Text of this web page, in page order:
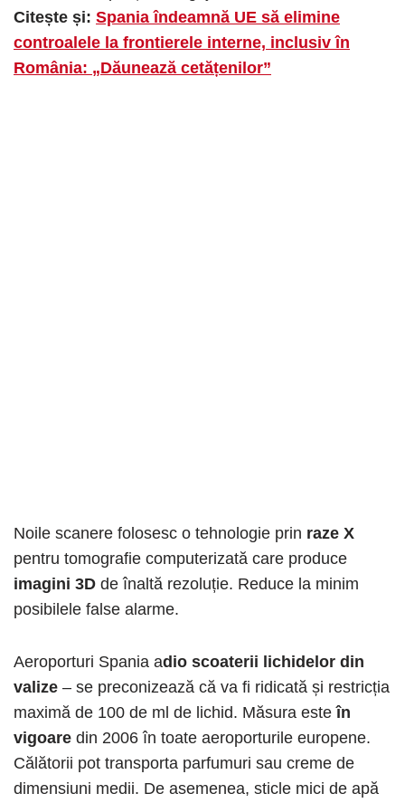
Citește și: Spania îndeamnă UE să elimine
controalele la frontierele interne, inclusiv în
România: „Dăunează cetățenilor”
Noile scanere folosesc o tehnologie prin raze X
pentru tomografie computerizată care produce
imagini 3D de înaltă rezoluție. Reduce la minim
posibilele false alarme.
Aeroporturi Spania adio scoaterii lichidelor din
valize – se preconizează că va fi ridicată și restricția
maximă de 100 de ml de lichid. Măsura esteîn
vigoare din 2006 în toate aeroporturile europene.
Călătorii pot transporta parfumuri sau creme de
dimensiuni medii. De asemenea, sticle mici de apă